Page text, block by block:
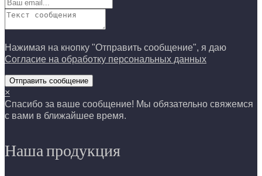
Нажимая на кнопку "Отправить сообщение", я даю
Согласие на обработку персональных данных
Отправить сообщение
×
Спасибо за ваше сообщение! Мы обязательно свяжемся
с вами в ближайшее время.
Наша продукция